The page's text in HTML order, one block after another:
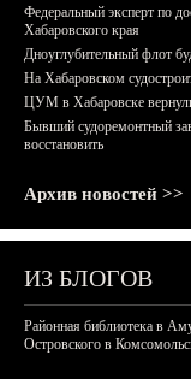
Федеральный эксперт по
Хабаровского края
Дноуглубительный флот
На Хабаровском
ЦУМ в Хабаровске
Бывший судоремонтный
восстановить
Архив новостей >>
ИЗ БЛОГОВ
Районная библиотека в
Островского в